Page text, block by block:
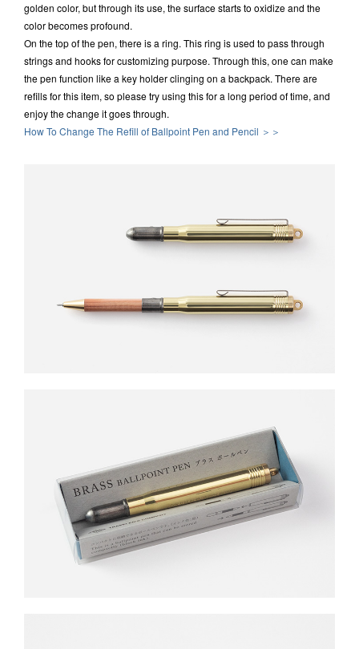
golden color, but through its use, the surface starts to oxidize and the
color becomes profound.
On the top of the pen, there is a ring. This ring is used to pass through
strings and hooks for customizing purpose. Through this, one can make
the pen function like a key holder clinging on a backpack. There are
refills for this item, so please try using this for a long period of time, and
enjoy the change it goes through.
How To Change The Refill of Ballpoint Pen and Pencil ＞＞